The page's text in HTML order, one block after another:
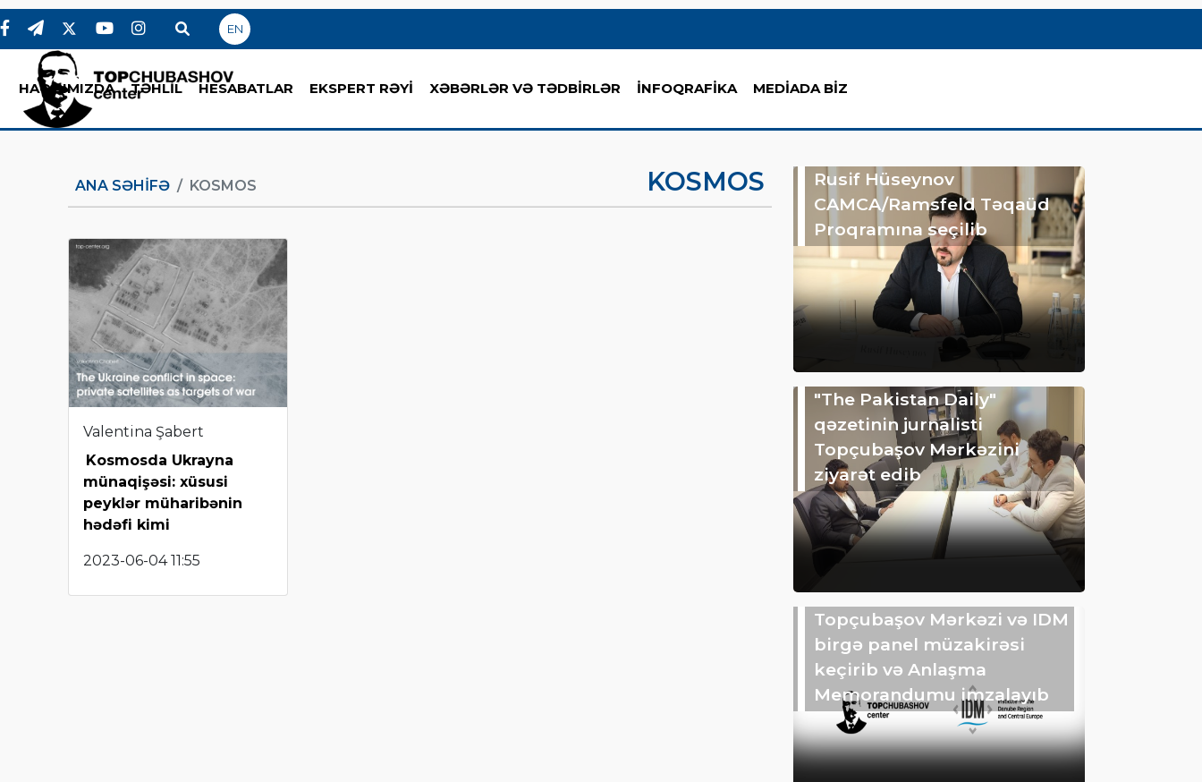
EN
HAQQIMIZDA TƏHLİL HESABATLAR EKSPERT RƏYİ XƏBƏRLƏR VƏ TƏDBİRLƏR İNFOQRAFİKA MEDİADA BİZ
ANA SƏHIFƏ KOSMOS KOSMOS
Valentina Şabert
Kosmosda Ukrayna
münaqişəsi: xüsusi
peyklər müharibənin
hədəfi kimi
2023-06-04 11:55
Rusif Hüseynov
CAMCA/Ramsfeld Təqaüd
Proqramına seçilib
"The Pakistan Daily"
qəzetinin jurnalisti
Topçubaşov Mərkəzini
ziyarət edib
Topçubaşov Mərkəzi və IDM
birgə panel müzakirəsi
keçirib və Anlaşma
Memorandumu imzalayıb